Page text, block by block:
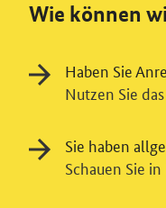
Wie können
Haben Sie
Nutzen Sie das
Sie haben
Schauen Sie in